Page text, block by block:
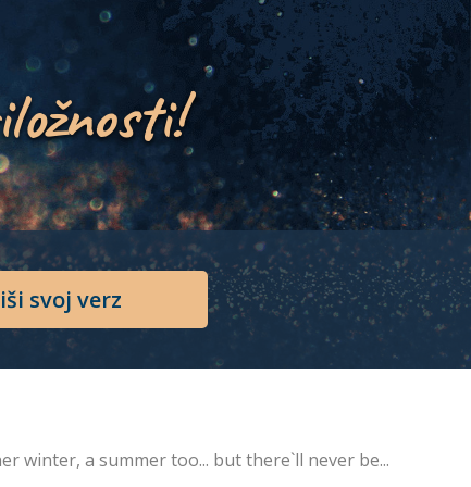
svoj verz
winter, a summer too... but there`ll never be...